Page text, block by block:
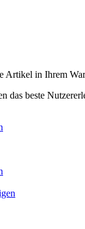
Artikel in Ihrem
das beste